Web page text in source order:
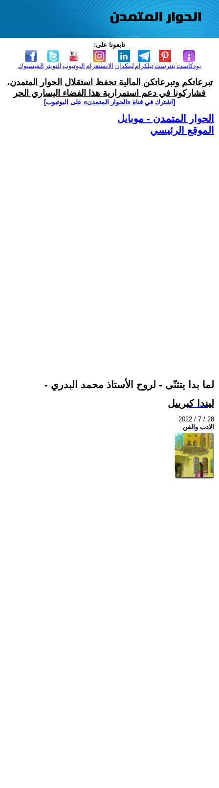
تابعونا على:
الفيسبوك التويتر اليوتيوب الانستغرام لينكدإن تيلكرامبنترست بودكاست
تبرعاتكم وتبرعاتكن المالية تحفظ استقلال الحوار المتمدن،
فشاركونا في دعم استمرارية هذا الفضاء اليساري الحر
[اشترك في قناة ‫«الحوار المتمدن» على اليوتيوب]
الحوار المتمدن - موبايل
الموقع الرئيسي
- لما بدا يتثنّى - لروح الأستاذ محمد البدري
ليندا كبرييل
2022 / 7 / 28
الادب والفن